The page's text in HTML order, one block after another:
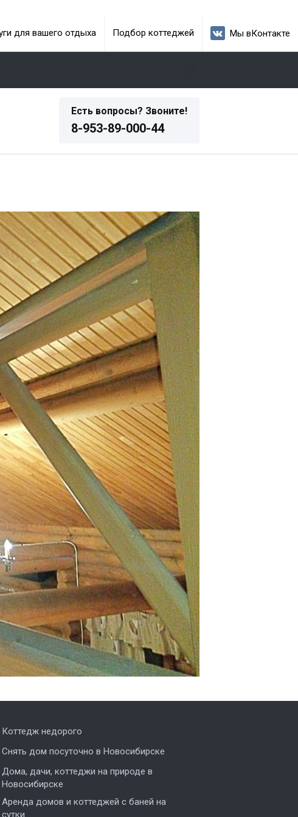
для вашего отдыха Подбор коттеджей Мы вКонтакте
Есть вопросы? Звоните!
8-953-89-000-44
Коттедж недорого
Снять дом посуточно в Новосибирске
Дома, дачи, коттеджи на природе в
Новосибирске
Аренда домов и коттеджей с баней на
сутки